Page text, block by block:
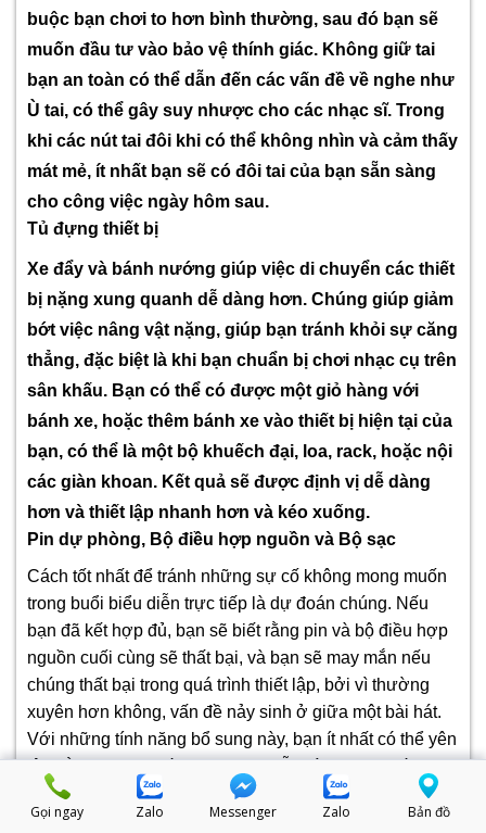
buộc bạn chơi to hơn bình thường, sau đó bạn sẽ
muốn đầu tư vào bảo vệ thính giác. Không giữ tai
bạn an toàn có thể dẫn đến các vấn đề về nghe như
Ù tai, có thể gây suy nhược cho các nhạc sĩ. Trong
khi các nút tai đôi khi có thể không nhìn và cảm thấy
mát mẻ, ít nhất bạn sẽ có đôi tai của bạn sẵn sàng
cho công việc ngày hôm sau.
Tủ đựng thiết bị
Xe đẩy và bánh nướng giúp việc di chuyển các thiết
bị nặng xung quanh dễ dàng hơn. Chúng giúp giảm
bớt việc nâng vật nặng, giúp bạn tránh khỏi sự căng
thẳng, đặc biệt là khi bạn chuẩn bị chơi nhạc cụ trên
sân khấu. Bạn có thể có được một giỏ hàng với
bánh xe, hoặc thêm bánh xe vào thiết bị hiện tại của
bạn, có thể là một bộ khuếch đại, loa, rack, hoặc nội
các giàn khoan. Kết quả sẽ được định vị dễ dàng
hơn và thiết lập nhanh hơn và kéo xuống.
Pin dự phòng, Bộ điều hợp nguồn và Bộ sạc
Cách tốt nhất để tránh những sự cố không mong muốn
trong buổi biểu diễn trực tiếp là dự đoán chúng. Nếu
bạn đã kết hợp đủ, bạn sẽ biết rằng pin và bộ điều hợp
nguồn cuối cùng sẽ thất bại, và bạn sẽ may mắn nếu
chúng thất bại trong quá trình thiết lập, bởi vì thường
xuyên hơn không, vấn đề nảy sinh ở giữa một bài hát.
Với những tính năng bổ sung này, bạn ít nhất có thể yên
tâm rằng khi họ thất bại, bạn đã sẵn sàng thay thế
nhanh chóng.
Gọi ngay
Zalo Messenger Zalo Bản đồ